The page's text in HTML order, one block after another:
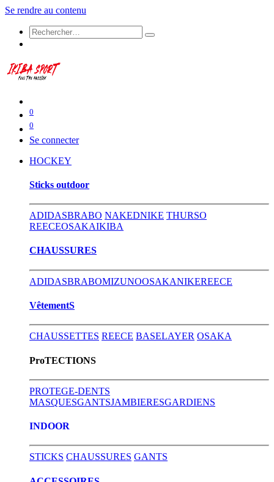
Se rendre au contenu
0
0
Se connecter
HOCKEY
​Sticks outdoor
ADIDASBRABO NAKEDNIKE THURSO
REECEOSAKAIKIBA
CHAUSSURES
ADIDASBRABOMIZUNOOSAKANIKEREECE
VêtementS
CHAUSSETTES REECE BASELAYER OSAKA
ProTECTIONS
PROTEGE-DENTS
MASQUESGANTSJAMBIERESGARDIENS
INDOOR
STICKS CHAUSSURES GANTS